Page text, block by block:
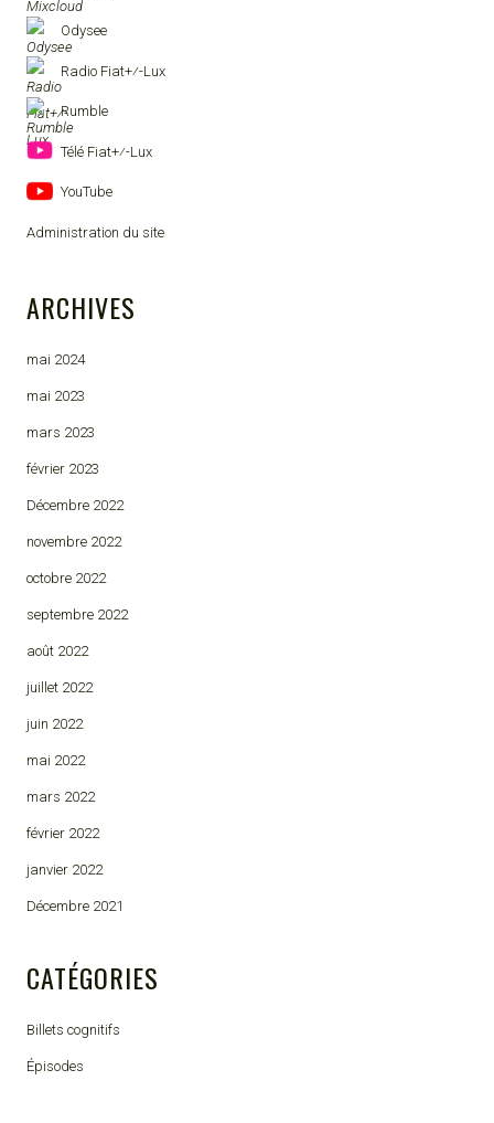
Odysee
Radio Fiat+⁄-Lux
Rumble
Télé Fiat+⁄-Lux
YouTube
Administration du site
ARCHIVES
mai 2024
mai 2023
mars 2023
février 2023
Décembre 2022
novembre 2022
octobre 2022
septembre 2022
août 2022
juillet 2022
juin 2022
mai 2022
mars 2022
février 2022
janvier 2022
Décembre 2021
CATÉGORIES
Billets cognitifs
Épisodes